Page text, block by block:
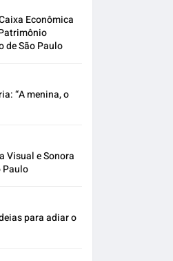
Econômica
de São Paulo
“A menina, o
Visual e Sonora
Paulo
para adiar o